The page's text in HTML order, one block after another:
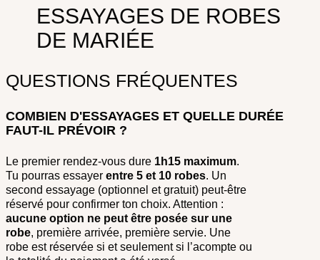
ESSAYAGES DE ROBES
DE MARIÉE
QUESTIONS FRÉQUENTES
COMBIEN D'ESSAYAGES ET QUELLE DURÉE
FAUT-IL PRÉVOIR ?
Le premier rendez-vous dure 1h15 maximum.
Tu pourras essayer entre 5 et 10 robes. Un
second essayage (optionnel et gratuit) peut-être
réservé pour confirmer ton choix. Attention :
aucune option ne peut être posée sur une
robe, première arrivée, première servie. Une
robe est réservée si et seulement si l’acompte ou